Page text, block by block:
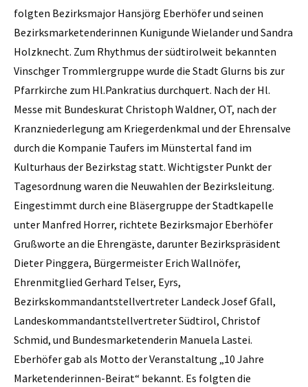
folgten Bezirksmajor Hansjörg Eberhöfer und seinen
Bezirksmarketenderinnen Kunigunde Wielander und Sandra
Holzknecht. Zum Rhythmus der südtirolweit bekannten
Vinschger Trommlergruppe wurde die Stadt Glurns bis zur
Pfarrkirche zum Hl.Pankratius durchquert. Nach der Hl.
Messe mit Bundeskurat Christoph Waldner, OT, nach der
Kranzniederlegung am Kriegerdenkmal und der Ehrensalve
durch die Kompanie Taufers im Münstertal fand im
Kulturhaus der Bezirkstag statt. Wichtigster Punkt der
Tagesordnung waren die Neuwahlen der Bezirksleitung.
Eingestimmt durch eine Bläsergruppe der Stadtkapelle
unter Manfred Horrer, richtete Bezirksmajor Eberhöfer
Grußworte an die Ehrengäste, darunter Bezirkspräsident
Dieter Pinggera, Bürgermeister Erich Wallnöfer,
Ehrenmitglied Gerhard Telser, Eyrs,
Bezirkskommandantstellvertreter Landeck Josef Gfall,
Landeskommandantstellvertreter Südtirol, Christof
Schmid, und Bundesmarketenderin Manuela Lastei.
Eberhöfer gab als Motto der Veranstaltung „10 Jahre
Marketenderinnen-Beirat“ bekannt. Es folgten die